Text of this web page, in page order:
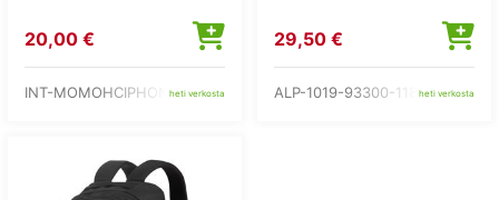
20,00 €
INT-MOMOHCIPHONE4SWB
heti verkosta
29,50 €
ALP-1019-93300-1187heti verkosta